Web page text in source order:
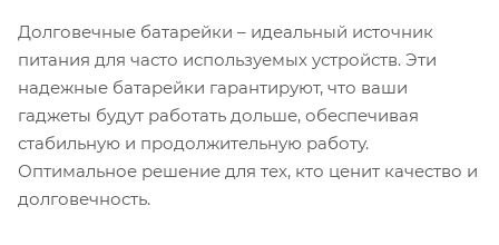
Долговечные батарейки – идеальный источник
питания для часто используемых устройств. Эти
надежные батарейки гарантируют, что ваши
гаджеты будут работать дольше, обеспечивая
стабильную и продолжительную работу.
Оптимальное решение для тех, кто ценит качество и
долговечность.